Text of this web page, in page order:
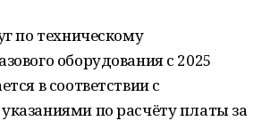
по техническому
оборудования с 2025
в соответствии с
по расчёту платы за